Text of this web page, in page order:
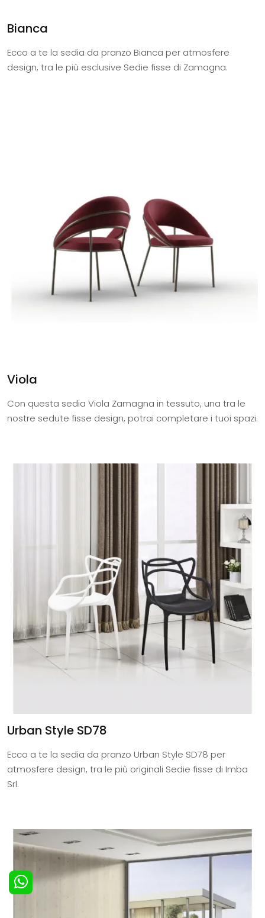
Bianca
Ecco a te la sedia da pranzo Bianca per atmosfere
design, tra le più esclusive Sedie fisse di Zamagna.
Viola
Con questa sedia Viola Zamagna in tessuto, una tra le
nostre sedute fisse design, potrai completare i tuoi spazi.
Urban Style SD78
Ecco a te la sedia da pranzo Urban Style SD78 per
atmosfere design, tra le più originali Sedie fisse di Imba
Srl.